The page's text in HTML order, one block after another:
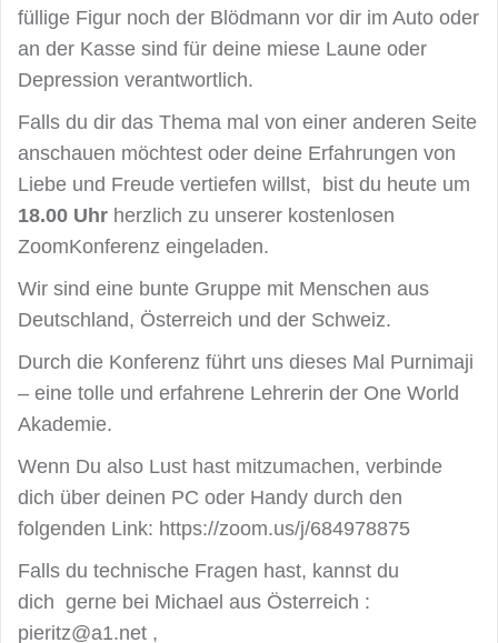
füllige Figur noch der Blödmann vor dir im Auto oder
an der Kasse sind für deine miese Laune oder
Depression verantwortlich.
Falls du dir das Thema mal von einer anderen Seite
anschauen möchtest oder deine Erfahrungen von
Liebe und Freude vertiefen willst, bist du heute um
18.00 Uhr herzlich zu unserer kostenlosen
ZoomKonferenz eingeladen.
Wir sind eine bunte Gruppe mit Menschen aus
Deutschland, Österreich und der Schweiz.
Durch die Konferenz führt uns dieses Mal Purnimaji
– eine tolle und erfahrene Lehrerin der One World
Akademie.
Wenn Du also Lust hast mitzumachen, verbinde
dich über deinen PC oder Handy durch den
folgenden Link: https://zoom.us/j/684978875
Falls du technische Fragen hast, kannst du
dich gerne bei Michael aus Österreich :
pieritz@a1.net ,